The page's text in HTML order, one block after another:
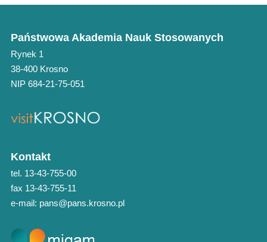
Państwowa Akademia Nauk Stosowanych
Rynek 1
38-400 Krosno
NIP 684-21-75-051
Kontakt
tel. 13-43-755-00
fax 13-43-755-11
e-mail: pans@pans.krosno.pl